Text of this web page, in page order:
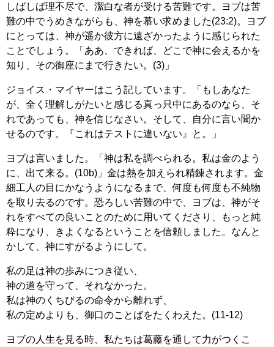
しばしば理不尽で、潔白な者が受ける苦難です。ヨブは苦
難の中でうめきながらも、神を慕い求めました(23:2)。ヨブ
にとっては、神が遥か彼方に遠ざかったように感じられた
ことでしょう。「ああ、できれば、どこで神に会えるかを
知り、その御座にまで行きたい。(3)」
ジョイス・マイヤーはこう記しています。「もしあなた
が、全く理解しがたいと感じる真っ只中にあるのなら、そ
れであっても、神を信じなさい。そして、自分に言い聞か
せるのです。『これはテストに違いない』と。」
ヨブは言いました。「神は私を調べられる。私は金のよう
に、出て来る。(10b)」金は熱を加えられ精錬されます。金
細工人の目にかなうようになるまで、何度も何度も不純物
を取り去るのです。恐ろしい苦難の中で、ヨブは、神がそ
れをすべての良いことのために用いてくださり、もっと純
粋になり、きよくなるということを信頼しました。なんと
かして、神にすがるようにして。
私の足は神の歩みにつき従い、
神の道を守って、それなかった。
私は神のくちびるの命令から離れず、
私の定めよりも、御口のことばをたくわえた。(11-12)
ヨブの人生を見る時、私たちは葛藤を通して力がつくこ